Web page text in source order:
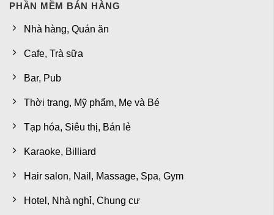
PHẦN MỀM BÁN HÀNG
Nhà hàng, Quán ăn
Cafe, Trà sữa
Bar, Pub
Thời trang, Mỹ phẩm, Mẹ và Bé
Tạp hóa, Siêu thị, Bán lẻ
Karaoke, Billiard
Hair salon, Nail, Massage, Spa, Gym
Hotel, Nhà nghỉ, Chung cư